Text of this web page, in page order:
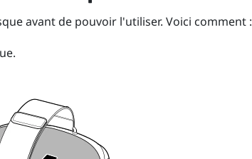
avant de pouvoir l'utiliser. Voici comment :